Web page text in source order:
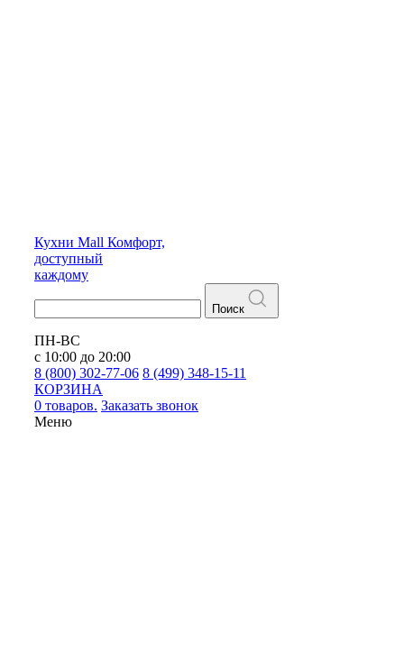
Кухни Mall Комфорт,
доступный
каждому
Поиск
ПН-ВС
с 10:00 до 20:00
8 (800) 302-77-06 8 (499) 348-15-11
КОРЗИНА
0 товаров. Заказать звонок
Меню